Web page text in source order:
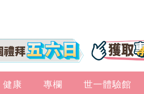
健康 專欄 世一體驗館